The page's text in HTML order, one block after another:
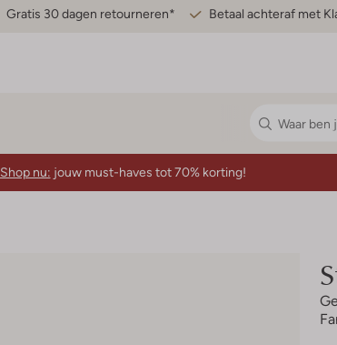
Gratis 30 dagen retourneren* Betaal achteraf met
Shop nu: jouw must-haves tot 70% korting!